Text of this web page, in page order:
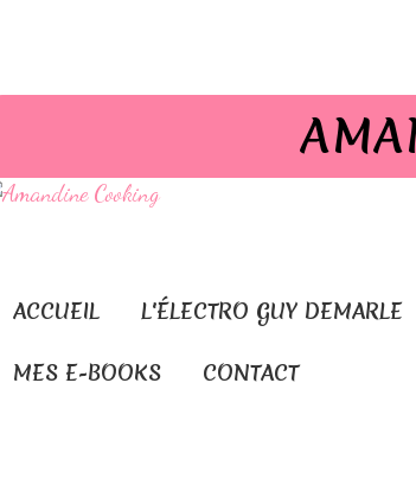
ACCUEIL L'ÉLECTRO GUY DEMARLE
MES E-BOOKS CONTACT